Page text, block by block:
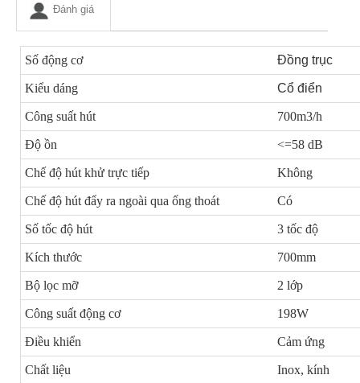
Đánh giá
Số động cơ Đồng trục
Kiểu dáng Cổ điển
Công suất hút 700m3/h
Độ ồn <=58 dB
Chế độ hút khử trực tiếp Không
Chế độ hút đẩy ra ngoài qua ống thoát Có
Số tốc độ hút 3 tốc độ
Kích thước 700mm
Bộ lọc mỡ 2 lớp
Công suất động cơ 198W
Điều khiển Cảm ứng
Chất liệu Inox, kính